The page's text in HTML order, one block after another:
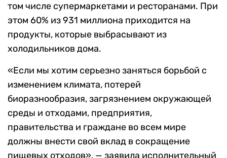
том числе супермаркетами и ресторанами. При
этом 60% из 931 миллиона приходится на
продукты, которые выбрасывают из
холодильников дома.
«Если мы хотим серьезно заняться борьбой с
изменением климата, потерей
биоразнообразия, загрязнением окружающей
среды и отходами, предприятия,
правительства и граждане во всем мире
должны внести свой вклад в сокращение
пищевых отходов», — заявила исполнительный